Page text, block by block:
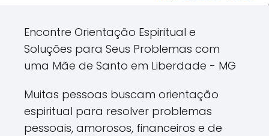
Encontre Orientação Espiritual e
Soluções para Seus Problemas com
uma Mãe de Santo em Liberdade - MG
Muitas pessoas buscam orientação
espiritual para resolver problemas
pessoais, amorosos, financeiros e de